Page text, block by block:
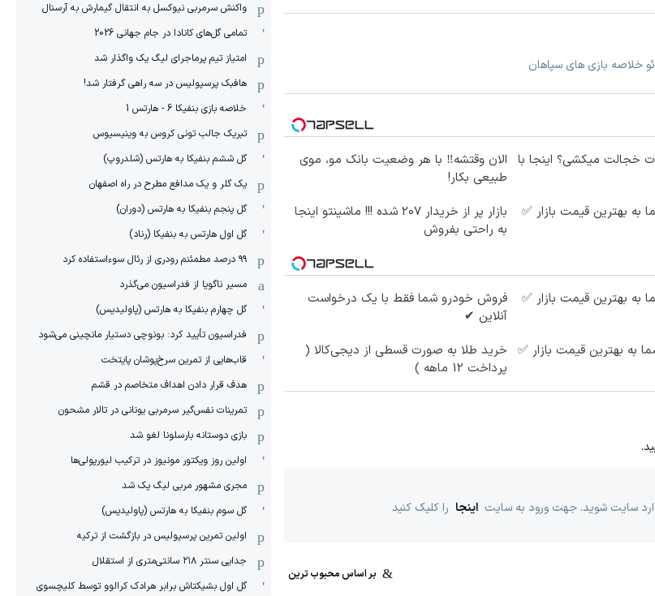
خلاصه بازی های سپاهان
خجالت میکشی؟ اینجا با
الان وقتشه‼️ با هر وضعیت بانک مو، موی
طبیعی بکار!
به بهترین قیمت بازار ✅
بازار پر از خریدار 207 شده !!! ماشینتو اینجا
به راحتی بفروش
به بهترین قیمت بازار ✅
فروش خودرو شما فقط با یک درخواست
آنلاین ✔
به بهترین قیمت بازار ✅
خرید طلا به صورت قسطی از دیجی‌کالا (
پرداخت 12 ماهه )
سایت شوید. جهت ورود به سایت اینجا را کلیک کنید
واکنش سرمربی نیوکسل به انتقال گیمارش به آرسنال
تمامی گل‌های کانادا در جام جهانی 2026
امتیاز تیم پرماجرای لیگ یک واگذار شد
هافبک پرسپولیس در سه راهی گرفتار شد!
خلاصه بازی بنفیکا 6 - هارتس 1
تبریک جالب تونی کروس به وینیسیوس
گل ششم بنفیکا به هارتس (شلدروپ)
یک گلر و یک مدافع مطرح در راه اصفهان
گل پنجم بنفیکا به هارتس (دوران)
گل اول هارتس به بنفیکا (رناد)
۹۹ درصد مطمئنم رودری از رئال سوءاستفاده کرد
مسیر ناگویا از فدراسیون می‌گذرد
گل چهارم بنفیکا به هارتس (پاولیدیس)
فدراسیون تأیید کرد: بونوچی دستیار مانچینی می‌شود
قاب‌هایی از تمرین سرخ‌پوشان پایتخت
هدف قرار دادن اهداف متخاصم در قشم
‏تمرینات نفس‌گیر سرمربی یونانی در تالار مشحون
بازی دوستانه بارسلونا لغو شد
اولین روز ویکتور مونیوز در ترکیب لیورپولی‌ها
مجری مشهور مربی لیگ یک شد
گل سوم بنفیکا به هارتس (پاولیدیس)
اولین تمرین پرسپولیس در بازگشت از ترکیه
جدایی سنتر ۲۱۸ سانتی‌متری از استقلال
گل اول بشیکتاش برابر هرادک کرالوو توسط کلیچسوی